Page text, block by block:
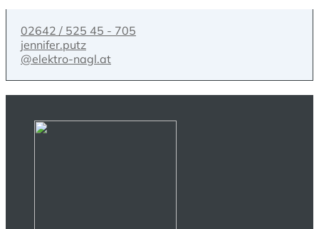
02642 / 525 45 - 705
jennifer.putz
@elektro-nagl.at